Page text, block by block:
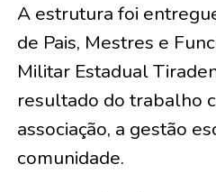
A estrutura foi
de Pais, Mestres e
Militar Estadual
resultado do trabalho
associação, a gestão
comunidade.